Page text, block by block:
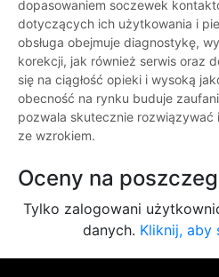
dopasowaniem soczewek
dotyczących ich użytkowania i
obsługa obejmuje diagnostykę,
korekcji, jak również serwis oraz
się na ciągłość opieki i wysoką
obecność na rynku buduje
pozwala skutecznie
ze wzrokiem.
Oceny na
Tylko zalogowani
danych. Kliknij, aby